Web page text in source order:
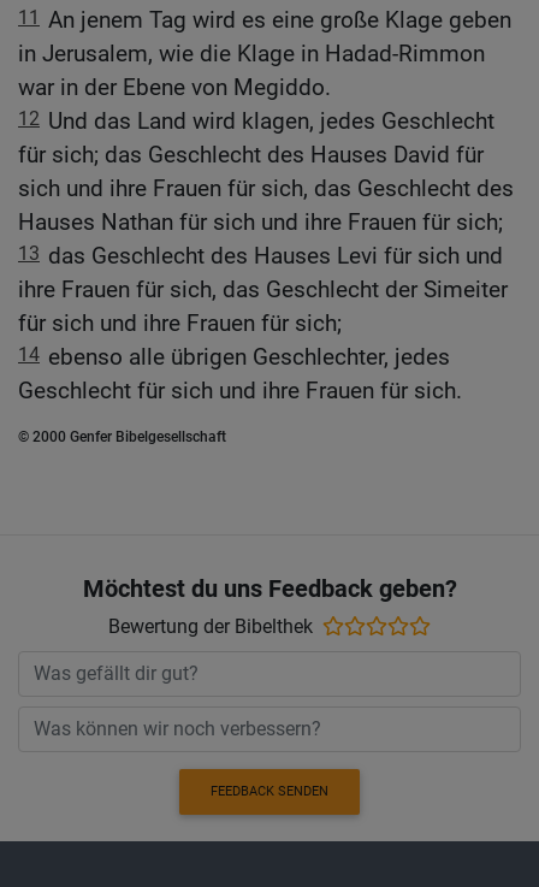
11 An jenem Tag wird es eine große Klage geben
in Jerusalem, wie die Klage in Hadad-Rimmon
war in der Ebene von Megiddo.
12 Und das Land wird klagen, jedes Geschlecht
für sich; das Geschlecht des Hauses David für
sich und ihre Frauen für sich, das Geschlecht des
Hauses Nathan für sich und ihre Frauen für sich;
13 das Geschlecht des Hauses Levi für sich und
ihre Frauen für sich, das Geschlecht der Simeiter
für sich und ihre Frauen für sich;
14 ebenso alle übrigen Geschlechter, jedes
Geschlecht für sich und ihre Frauen für sich.
© 2000 Genfer Bibelgesellschaft
Möchtest du uns Feedback geben?
Bewertung der Bibelthek
FEEDBACK SENDEN